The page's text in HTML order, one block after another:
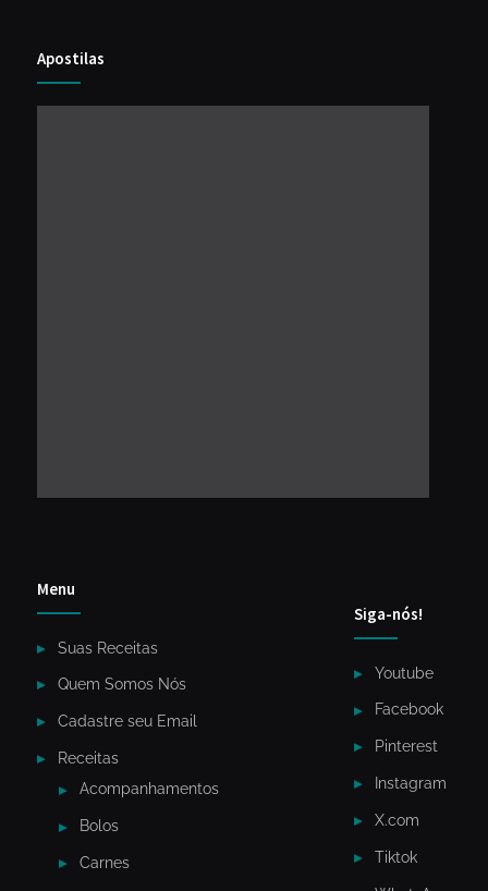
Apostilas
Menu
Suas Receitas
Quem Somos Nós
Cadastre seu Email
Receitas
Acompanhamentos
Bolos
Carnes
Siga-nós!
Youtube
Facebook
Pinterest
Instagram
X.com
Tiktok